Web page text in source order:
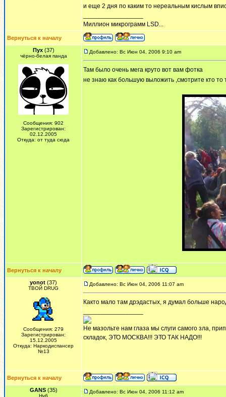
и еще 2 дня по каким то нереальным кислым
Миллион микрограмм LSD...
Вернуться к началу
Пух(37)
чёрно-белая панда
Сообщения: 902
Зарегистрирован:
02.12.2005
Откуда: от туда сюда
Добавлено: Вс Июн 04, 2006 9:10 am
Там было очень мега круто вот вам фотка
не знаю как большую выложить ,смотрите кто
Вернуться к началу
yonot (37)
ТВОЙ DRUG
Сообщения: 279
Зарегистрирован:
15.12.2005
Откуда: Наркодиспансер
№13
Добавлено: Вс Июн 04, 2006 11:07 am
Както мало там дрэдастых, я думал больше
Не мазольте нам глаза мы слуги самого зла,
складок, ЭТО МОСКВА!!! ЭТО ТАК НАДО!!!
Вернуться к началу
GANS(35)
Нуб
Добавлено: Вс Июн 04, 2006 11:12 am